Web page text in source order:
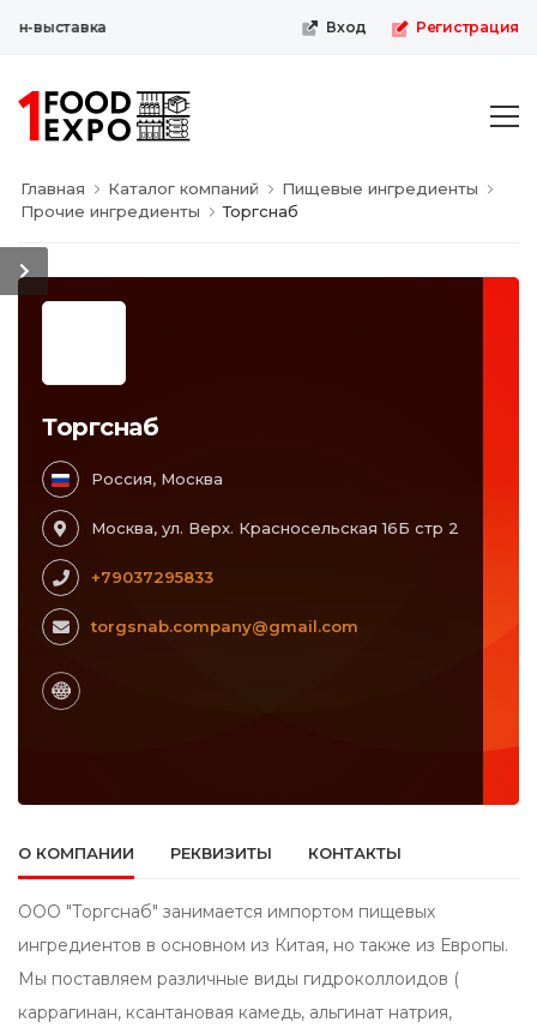
выставка Вход Регистрация
Главная Каталог компаний
Пищевые ингредиенты
Прочие ингредиенты
Торгснаб
Торгснаб
Россия, Москва
Москва, ул. Верх. Красносельская 16Б стр 2
+79037295833
torgsnab.company@gmail.com
О КОМПАНИИ РЕКВИЗИТЫ КОНТАКТЫ
ООО "Торгснаб" занимается импортом пищевых
ингредиентов в основном из Китая, но также из Европы.
Мы поставляем различные виды гидроколлоидов (
каррагинан, ксантановая камедь, альгинат натрия,